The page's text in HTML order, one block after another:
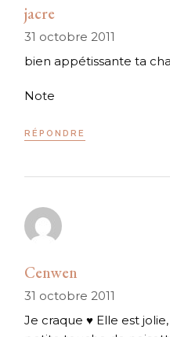
jacre
31 octobre 2011
bien appétissante ta
Note
RÉPONDRE
Cenwen
31 octobre 2011
Je craque ♥ Elle est